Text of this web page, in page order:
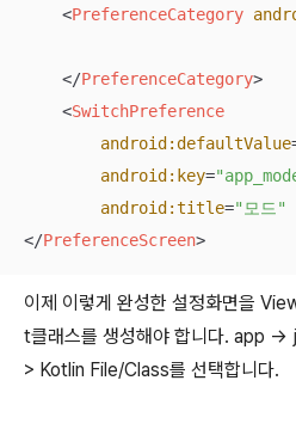
<PreferenceCategory
</PreferenceCategory>
<SwitchPreference
android:defaultValue
android:key=
android:title="모드"
</PreferenceScreen>
이제 이렇게 완성한 설정화면을
t클래스를 생성해야 합니다. app -
> Kotlin File/Class를 선택합니다.